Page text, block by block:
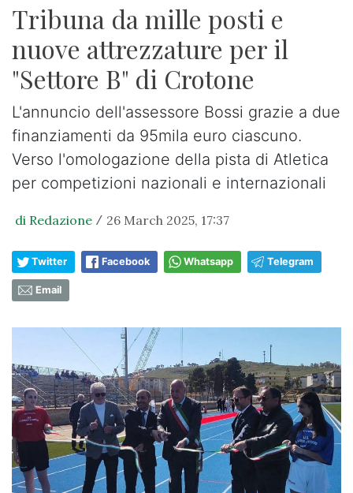
Tribuna da mille posti e
nuove attrezzature per il
"Settore B" di Crotone
L'annuncio dell'assessore Bossi grazie a due
finanziamenti da 95mila euro ciascuno.
Verso l'omologazione della pista di Atletica
per competizioni nazionali e internazionali
di Redazione / 26 March 2025, 17:37
Twitter Facebook Whatsapp Telegram
Email